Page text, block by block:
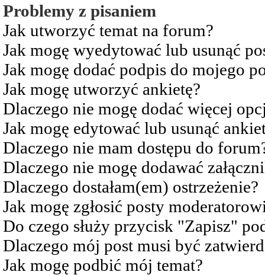
Problemy z pisaniem
Jak utworzyć temat na forum?
Jak mogę wyedytować lub usunąć
Jak mogę dodać podpis do mojego
Jak mogę utworzyć ankietę?
Dlaczego nie mogę dodać więcej
Jak mogę edytować lub usunąć
Dlaczego nie mam dostępu do
Dlaczego nie mogę dodawać
Dlaczego dostałam(em) ostrzeżenie?
Jak mogę zgłosić posty
Do czego służy przycisk "Zapisz"
Dlaczego mój post musi być
Jak mogę podbić mój temat?